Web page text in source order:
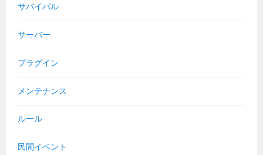
サバイバル
サーバー
プラグイン
メンテナンス
ルール
民間イベント